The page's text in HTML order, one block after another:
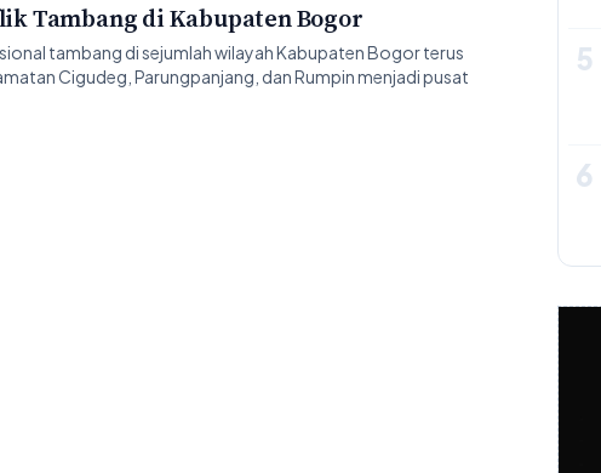
Tambang di Kabupaten Bogor
tambang di sejumlah wilayah Kabupaten Bogor terus
Cigudeg, Parungpanjang, dan Rumpin menjadi pusat
5
6